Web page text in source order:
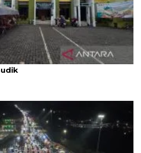
manfaatkan layanan